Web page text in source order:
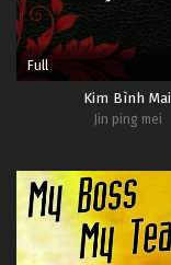
Full
Kim Bình Mai
Jin ping mei